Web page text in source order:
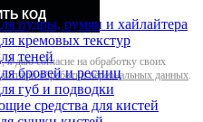
пудры, румян и хайлайтера
кремовых текстур
теней
бровей и ресниц
губ и подводки
средства для кистей
КОД
даю согласие на обработку своих
обработки персональных данных.